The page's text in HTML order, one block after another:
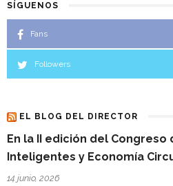
SÍGUENOS
Fans
Followers
EL BLOG DEL DIRECTOR
En la II edición del Congreso
Inteligentes y Economía
14 junio, 2026